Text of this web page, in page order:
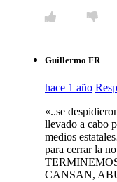
Guillermo FR
hace 1 año
«..se
llevado a cabo
medios
para cerrar la
CANSAN,